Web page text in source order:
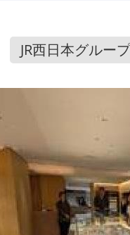
JR西日本グループ